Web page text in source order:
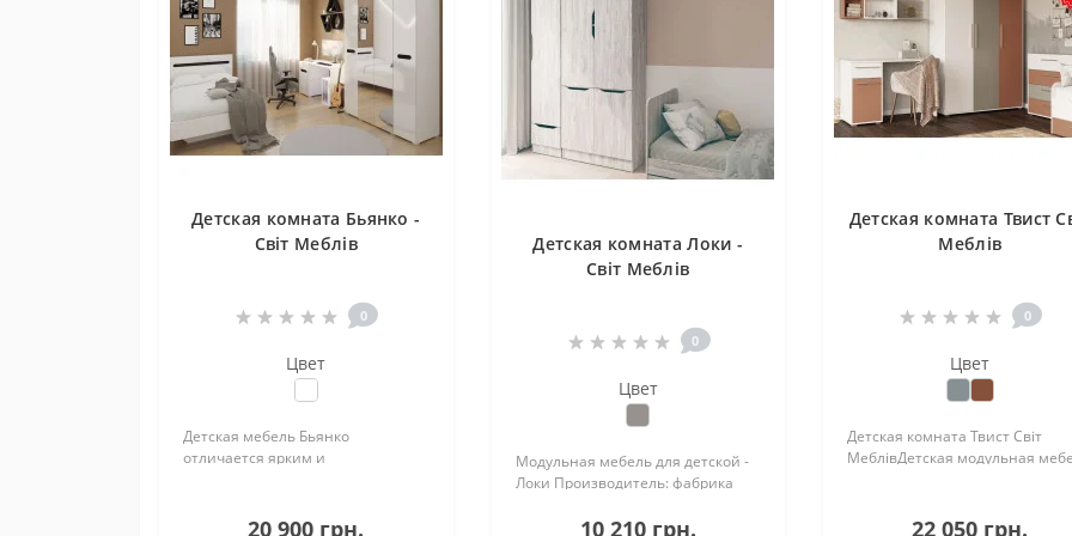
Детская комната Бьянко -
Світ Меблів
0
Цвет
Детская мебель Бьянко
отличается ярким и
кристально белый фасад. Данная
20 900 грн.
Детская комната Локи -
Світ Меблів
0
Цвет
Модульная мебель для детской -
Локи Производитель: фабрика
УкраинаЦвет корпус/фасад:
10 210 грн.
Детская комната Твист
Меблів
0
Цвет
Детская комната Твист Світ
МеблівДетская модульная
Украинамягкая часть изголовья
22 050 грн.